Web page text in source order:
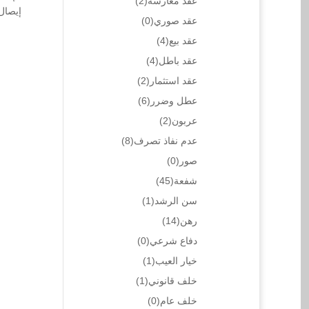
عقد صوري(0)
عقد بيع(4)
عقد باطل(4)
عقد استثمار (2)
عطل وضرر (6)
عربون(2)
عدم نفاذ تصرف(8)
صور (0)
شفعة(45)
سن الرشد(1)
رهن(14)
دفاع شرعي(0)
خيار العيب(1)
خلف قانوني(1)
خلف عام(0)